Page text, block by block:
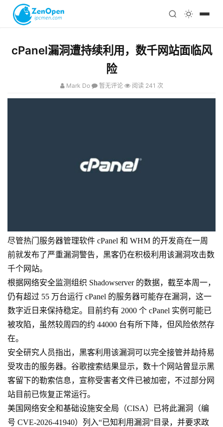
科技
心理
注册
cPanel漏洞遭持续利用，数千网站面临风
险
Mark Do 暂无评论 阅读 241 次
尽管热门服务器管理软件 cPanel 和 WHM 的开发商在一周
前就发布了严重漏洞警告，黑客仍在积极利用该漏洞攻击数
千个网站。
根据网络安全监测组织 Shadowserver 的数据，截至本周一，
仍有超过 55 万台运行 cPanel 的服务器可能存在漏洞，这一
数字近日来保持稳定。目前约有 2000 个 cPanel 实例可能已
被攻陷，虽然较周四的约 44000 台有所下降，但风险依然存
在。
安全研究人员指出，黑客利用该漏洞可以完全接管并劫持易
受攻击的服务器。谷歌搜索结果显示，数十个网站曾显示黑
客留下的勒索信息，宣称受害者文件已被加密，不过部分网
站目前已恢复正常运行。
美国网络安全和基础设施安全局（CISA）已将此漏洞（编
号 CVE-2026-41940）列入“已知利用漏洞”目录，并要求政